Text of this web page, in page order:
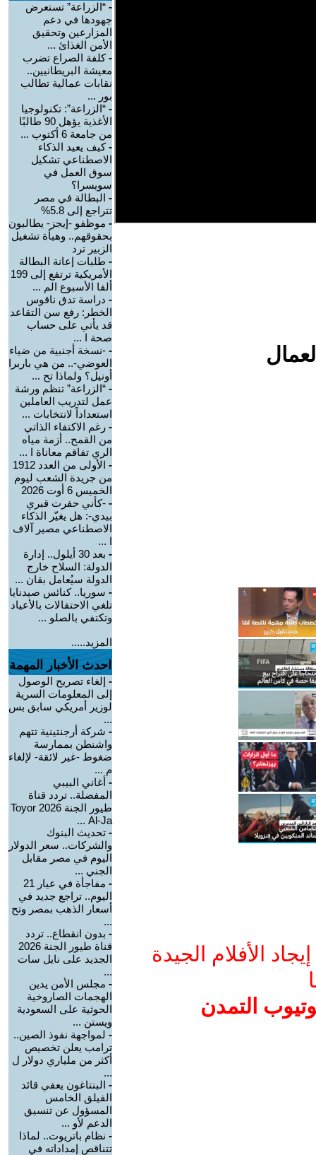
الأفلام الجيدة
التمدن
- “الزراعة” تستعرض
جهودها في دعم
المزارعين وتحقيق
الأمن الغذائ ...
-كلفة الصراع تضرب
معيشة البريطانيين..
نقابات عمالية تطالب
بور ...
- “الزراعة”: تكنولوجيا
الأغذية يؤهل 90 طالبًا
من جامعة 6 أكتوب ...
-كيف يعيد الذكاء
الاصطناعي تشكيل
سوق العمل في
سويسرا؟
- البطالة في مصر
تتراجع إلى 5.8%
- موظفو -إيجز- يطالبون
بحقوقهم.. وهيأة تشغيل
الزبير ترد
- طلبات إعانة البطالة
الأمريكية ترتفع إلى 199
ألفا الأسبوع الم ...
- دراسة تدق ناقوس
الخطر: رفع سن التقاعد
قد يأتي على حساب
صحة ا ...
- -نسخة أجنبية من ضياء
العوضي-.. من هي باربرا
أونيل؟ ولماذا تح ...
- “الزراعة” تنظم ورشة
عمل لتدريب العاملين
استعداداً لانتخابات ...
- رغم الاكتفاء الذاتي
من القمح.. أزمة مياه
الري تفاقم معاناة ا ...
-
الأولى من العدد 1912
من جريدة الشعب ليوم
الخميس 6 أوت 2026
- -كأني حفرت قبري
بيدي-: هل يغيّر الذكاء
الاصطناعي مصير آلاف
ا ...
-
بعد 30 أيلول.. إدارة
الدولة: السلاح خارج
الدولة سيُعامل بقان ...
- سوريا.. كنائس صيدنايا
تلغي الاحتفالات بالأعياد
وتكتفي بالصلو ...
المزيد.....
احدث الأخبار المهمة
- إلغاء تصريح الوصول
إلى المعلومات السرية
لوزير أمريكي سابق بس
...
- شركة أرجنتينية تتهم
واشنطن بممارسة
ضغوط -غير لائقة- لإلغاء
م ...
- أغاني البيبي
المفضلة.. تردد قناة
طيور الجنة 2026 Toyor
Al-Ja ...
- تحديث البنوك
والشركات.. سعر الدولار
اليوم في مصر مقابل
الجني ...
-
مفاجأة في عيار 21
اليوم.. تراجع جديد في
أسعار الذهب بمصر وتح
...
- بدون انقطاع.. تردد
قناة طيور الجنة 2026
الجديد على نايل سات
...
- مجلس الأمن يدين
الهجمات الصاروخية
الحوثية على السعودية
ويستن ...
- لمواجهة نفوذ الصين..
ترامب يعلن تخصيص
أكثر من ملياري دولار ل
...
- البنتاغون يعفي قائد
الفيلق الخامس
المسؤول عن تنسيق
الدعم لأو ...
- نظام باتريوت.. لماذا
تتناقص إمداداته في